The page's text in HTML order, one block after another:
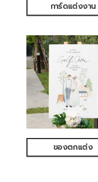
การ์ดแต่งงาน
ของตกแต่ง